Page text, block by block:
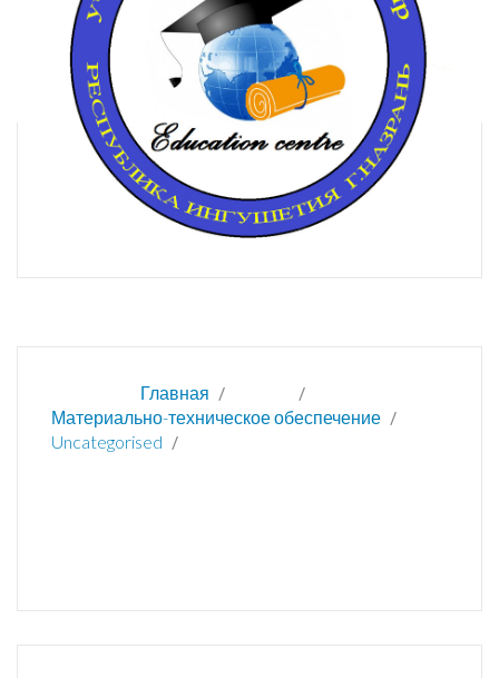
Главная
Материально-техническое обеспечение
Uncategorised